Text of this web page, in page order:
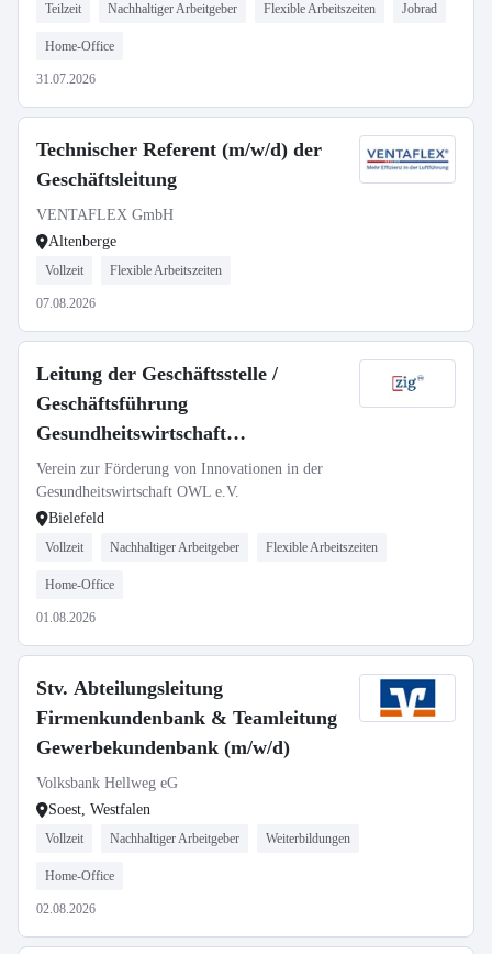
Teilzeit Nachhaltiger Arbeitgeber Flexible Arbeitszeiten Jobrad
Home-Office
31.07.2026
Technischer Referent (m/w/d) der
Geschäftsleitung
VENTAFLEX GmbH
Altenberge
Vollzeit Flexible Arbeitszeiten
07.08.2026
Leitung der Geschäftsstelle /
Geschäftsführung
Gesundheitswirtschaft
Innovationsmanagement (m/w/d)
Verein zur Förderung von Innovationen in der
Gesundheitswirtschaft OWL e.V.
Bielefeld
Vollzeit Nachhaltiger Arbeitgeber Flexible Arbeitszeiten
Home-Office
01.08.2026
Stv. Abteilungsleitung
Firmenkundenbank & Teamleitung
Gewerbekundenbank (m/w/d)
Volksbank Hellweg eG
Soest, Westfalen
Vollzeit Nachhaltiger Arbeitgeber Weiterbildungen
Home-Office
02.08.2026